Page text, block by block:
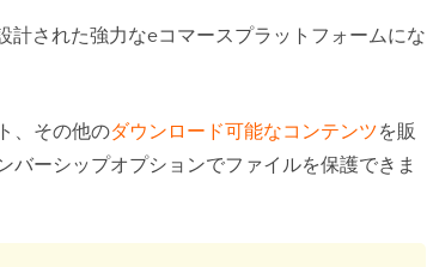
計された強力なeコマースプラットフォームにな
、その他のダウンロード可能なコンテンツを販
ーシップオプションでファイルを保護できま